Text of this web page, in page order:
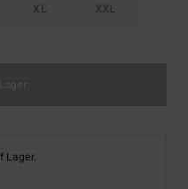
XL XXL
Lager.